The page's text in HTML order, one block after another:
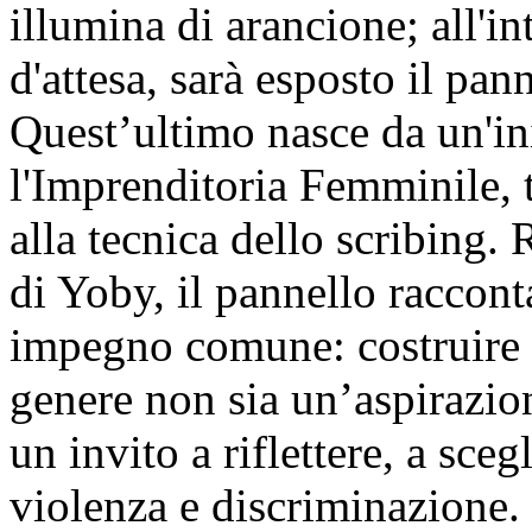
illumina di arancione;
d'attesa, sarà esposto il
Quest’ultimo nasce da
l'Imprenditoria Femminile,
alla tecnica dello scribing.
di Yoby, il pannello
impegno comune:
genere non sia
un invito a riflettere, a
violenza e discriminazione.